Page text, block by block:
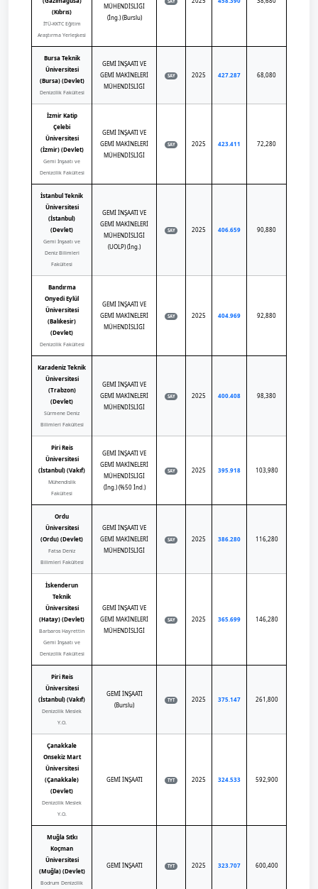
(Kıbrıs)
İTÜ-KKTC Eğitim
Araştırma Yerleşkesi
MÜHENDİSLİĞİ
(İng.) (Burslu)
SAY
Bursa Teknik
Üniversitesi
(Bursa) (Devlet)
Denizcilik Fakültesi
GEMİ İNŞAATI VE
GEMİ MAKİNELERİ
MÜHENDİSLİĞİ
SAY 2025 427.287 68,080
İzmir Katip
Çelebi
Üniversitesi
(İzmir) (Devlet)
Gemi İnşaatı ve
Denizcilik Fakültesi
GEMİ İNŞAATI VE
GEMİ MAKİNELERİ
MÜHENDİSLİĞİ
SAY 2025 423.411 72,280
İstanbul Teknik
Üniversitesi
(İstanbul)
(Devlet)
Gemi İnşaatı ve
Deniz Bilimleri
Fakültesi
GEMİ İNŞAATI VE
GEMİ MAKİNELERİ
MÜHENDİSLİĞİ
(UOLP) (İng.)
SAY 2025 406.659 90,880
Bandırma
Onyedi Eylül
Üniversitesi
(Balıkesir)
(Devlet)
Denizcilik Fakültesi
GEMİ İNŞAATI VE
GEMİ MAKİNELERİ
MÜHENDİSLİĞİ
SAY 2025 404.969 92,880
Karadeniz Teknik
Üniversitesi
(Trabzon)
(Devlet)
Sürmene Deniz
Bilimleri Fakültesi
GEMİ İNŞAATI VE
GEMİ MAKİNELERİ
MÜHENDİSLİĞİ
SAY 2025 400.408 98,380
Piri Reis
Üniversitesi
(İstanbul) (Vakıf)
Mühendislik
Fakültesi
GEMİ İNŞAATI VE
GEMİ MAKİNELERİ
MÜHENDİSLİĞİ
(İng.) (%50 İnd.)
SAY 2025 395.918 103,980
Ordu
Üniversitesi
(Ordu) (Devlet)
Fatsa Deniz
Bilimleri Fakültesi
GEMİ İNŞAATI VE
GEMİ MAKİNELERİ
MÜHENDİSLİĞİ
SAY 2025 386.280 116,280
İskenderun
Teknik
Üniversitesi
(Hatay) (Devlet)
Barbaros Hayrettin
Gemi İnşaatı ve
Denizcilik Fakültesi
GEMİ İNŞAATI VE
GEMİ MAKİNELERİ
MÜHENDİSLİĞİ
SAY 2025 365.699 146,280
Piri Reis
Üniversitesi
(İstanbul) (Vakıf)
Denizcilik Meslek
Y.O.
GEMİ İNŞAATI
(Burslu)
TYT 2025 375.147 261,800
Çanakkale
Onsekiz Mart
Üniversitesi
(Çanakkale)
(Devlet)
Denizcilik Meslek
Y.O.
GEMİ İNŞAATI TYT 2025 324.533 592,900
Muğla Sıtkı
Koçman
Üniversitesi
(Muğla) (Devlet)
Bodrum Denizcilik
GEMİ İNŞAATI TYT 2025 323.707 600,400